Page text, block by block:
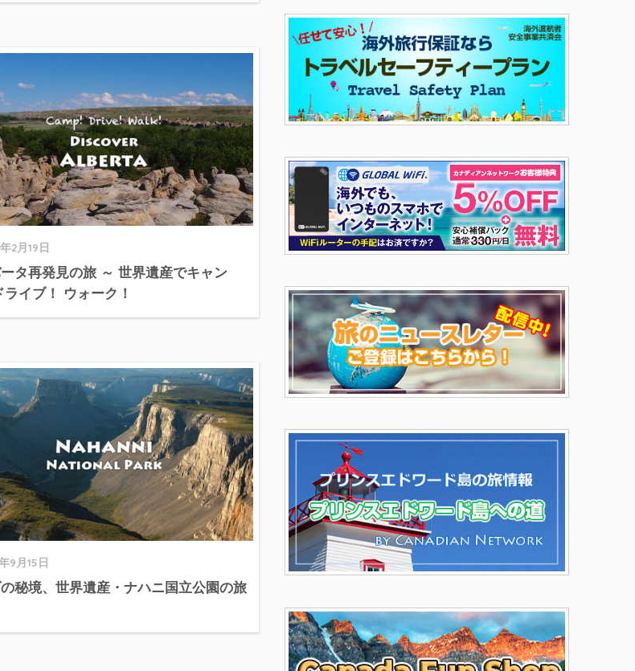
2月19日
タ再発見の旅 ～ 世界遺産でキャン
ライブ！ ウォーク！
9月15日
秘境、世界遺産・ナハニ国立公園の旅